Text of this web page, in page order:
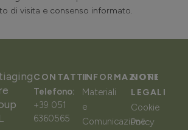
di visita e consenso informato.
CONTATTI
Telefono:
+39 051
6360565
INFORMAZIONI
Materiali
e
Comunicazione
NOTE
LEGALI
Cookie
Policy